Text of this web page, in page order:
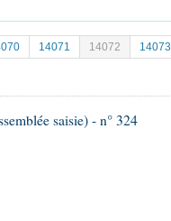
14071 14072
14073
saisie) - n° 324